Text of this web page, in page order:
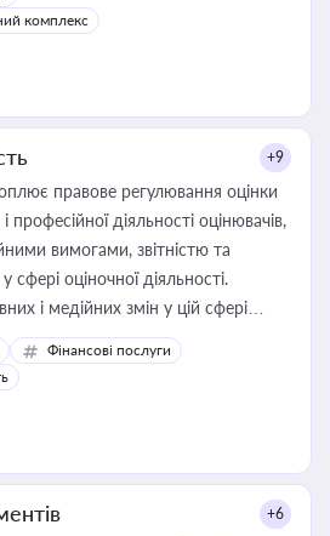
комплекс
+9
правове регулювання оцінки
діяльності оцінювачів,
вимогами, звітністю та
оціночної діяльності.
і медійних змін у цій сфері
керівника, юриста або
приватизації, оренди
угод і перевірки
діяльності
Фінансові послуги
+6